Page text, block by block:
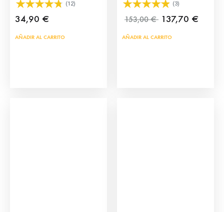
(12)
34,90 €
AÑADIR AL CARRITO
(3)
153,00€ 137,70 €
AÑADIR AL CARRITO